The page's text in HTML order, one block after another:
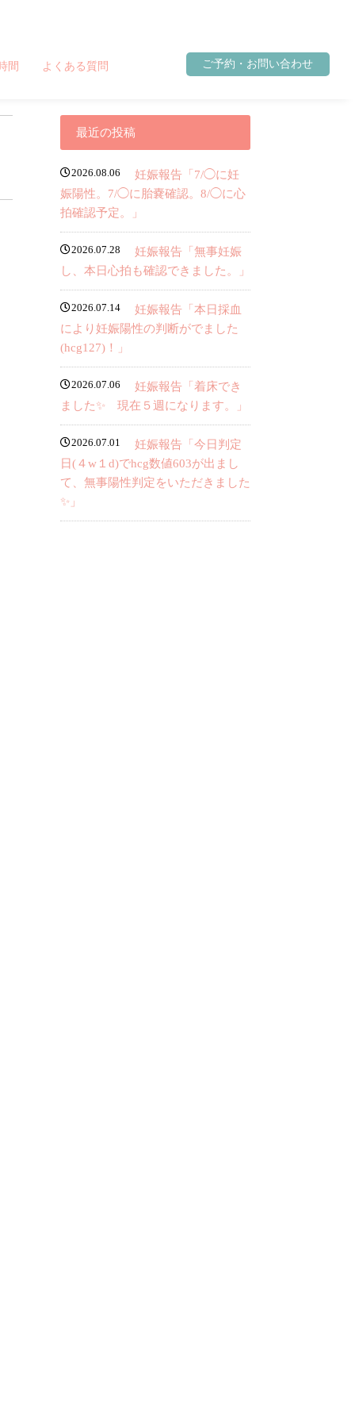
間 よくある質問 ご予約・お問い合わせ
最近の投稿
2026.08.06
妊娠報告「7/◯に妊
娠陽性。7/◯に胎嚢確認。8/◯に心
拍確認予定。」
2026.07.28
妊娠報告「無事妊娠
し、本日心拍も確認できました。」
2026.07.14
妊娠報告「本日採血
により妊娠陽性の判断がでました
(hcg127)！」
2026.07.06
妊娠報告「着床でき
ました✨ 現在５週になります。」
2026.07.01
妊娠報告「今日判定
日(４w１d)でhcg数値603が出まし
て、無事陽性判定をいただきました
✨」